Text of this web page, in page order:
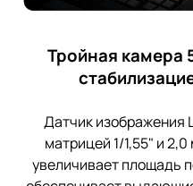
Тройная камера
Датчик изображения
матрицей 1/1,55" и
увеличивает площадь